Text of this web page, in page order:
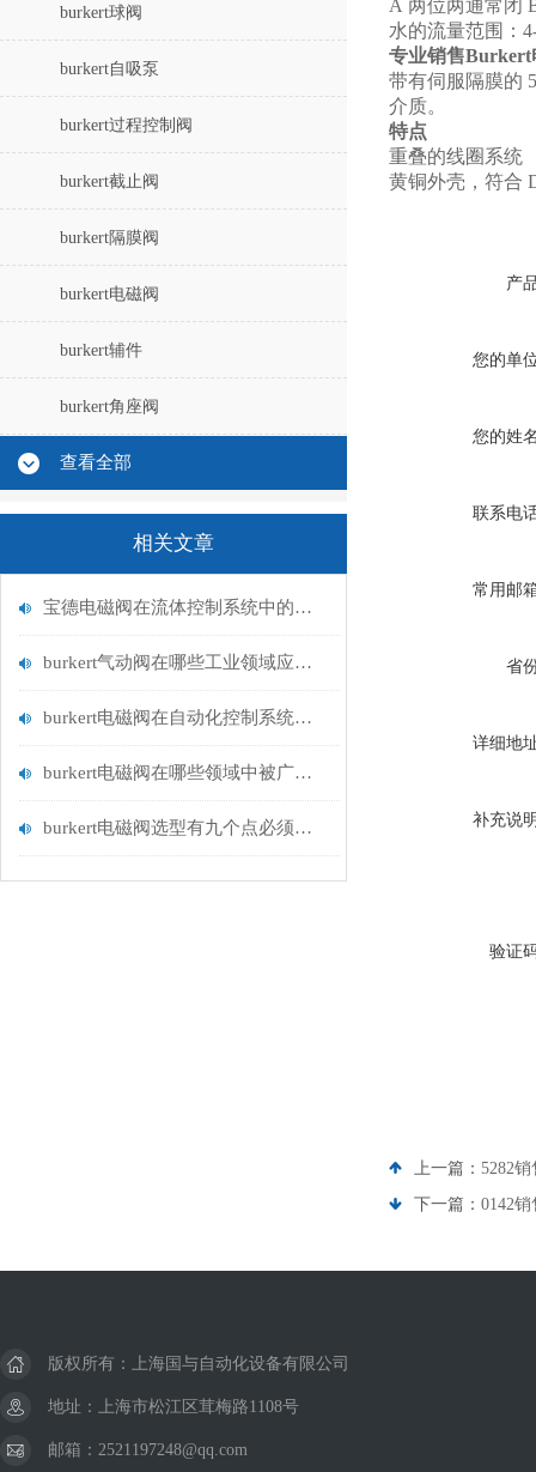
burkert球阀
burkert自吸泵
burkert过程控制阀
burkert截止阀
burkert隔膜阀
burkert电磁阀
burkert辅件
burkert角座阀
查看全部
相关文章
宝德电磁阀在流体控制系统中的应用
burkert气动阀在哪些工业领域应用广泛？
burkert电磁阀在自动化控制系统中的应用
burkert电磁阀在哪些领域中被广泛应用？
burkert电磁阀选型有九个点必须知道国与百科
A 两位两通常闭
水的流量范围： 4
专业销售Burkert
带有伺服隔膜的
介质。
特点
重叠的线圈系统
黄铜外壳，符合
产
您的单
您的姓
联系电
常用邮
省
详细地
补充说
验证
上一篇： 5282
下一篇： 0142
版权所有：上海国与自动化设备有限公司
地址：上海市松江区茸梅路1108号
邮箱：2521197248@qq.com